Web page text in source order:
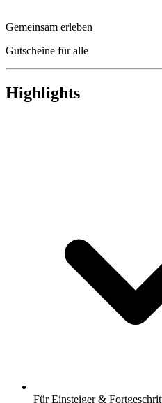
Gemeinsam erleben
Gutscheine für alle
Highlights
Für Einsteiger &